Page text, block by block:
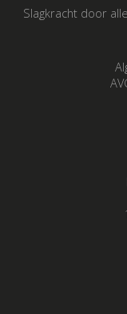
Slagkracht door